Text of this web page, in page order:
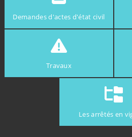
Demandes d'actes d'état civil
Travaux
Les arrêtés en